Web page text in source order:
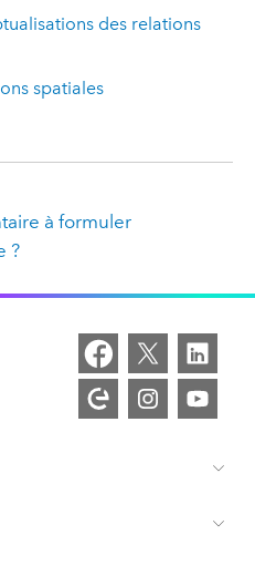
des relations
spatiales
à formuler
?